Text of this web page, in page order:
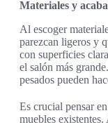
Materiales y
Al escoger
parezcan ligeros y
con superficies
el salón más
pesados pueden
Es crucial pensar
muebles